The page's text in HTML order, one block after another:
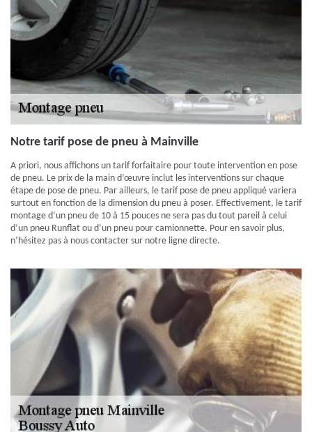
Notre tarif pose de pneu à Mainville
A priori, nous affichons un tarif forfaitaire pour toute intervention en pose
de pneu. Le prix de la main d’œuvre inclut les interventions sur chaque
étape de pose de pneu. Par ailleurs, le tarif pose de pneu appliqué variera
surtout en fonction de la dimension du pneu à poser. Effectivement, le tarif
montage d’un pneu de 10 à 15 pouces ne sera pas du tout pareil à celui
d’un pneu Runflat ou d’un pneu pour camionnette. Pour en savoir plus,
n’hésitez pas à nous contacter sur notre ligne directe.